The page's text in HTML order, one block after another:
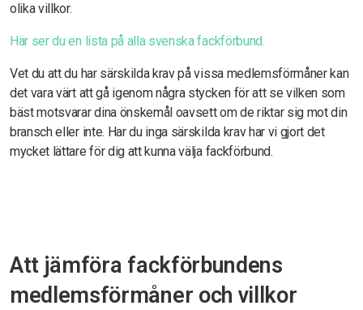
olika villkor.
Här ser du en lista på alla svenska fackförbund.
Vet du att du har särskilda krav på vissa medlemsförmåner kan
det vara värt att gå igenom några stycken för att se vilken som
bäst motsvarar dina önskemål oavsett om de riktar sig mot din
bransch eller inte. Har du inga särskilda krav har vi gjort det
mycket lättare för dig att kunna välja fackförbund.
Att jämföra fackförbundens
medlemsförmåner och villkor